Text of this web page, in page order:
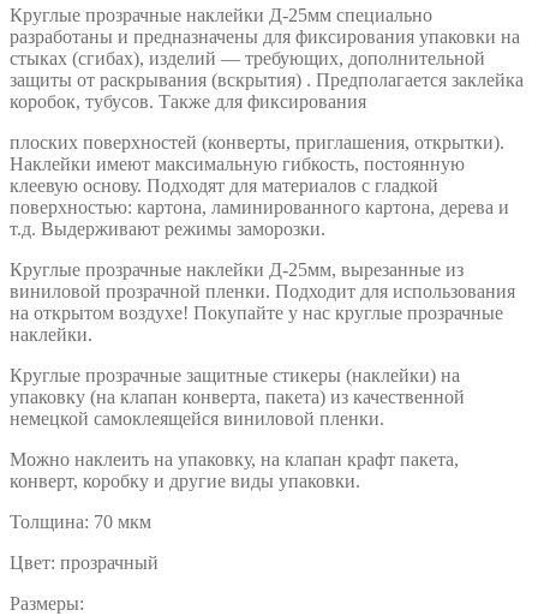
Круглые прозрачные наклейки Д-25мм специально
разработаны и предназначены для фиксирования упаковки на
стыках (сгибах), изделий — требующих, дополнительной
защиты от раскрывания (вскрытия) . Предполагается заклейка
коробок, тубусов. Также для фиксирования
плоских поверхностей (конверты, приглашения, открытки).
Наклейки имеют максимальную гибкость, постоянную
клеевую основу. Подходят для материалов с гладкой
поверхностью: картона, ламинированного картона, дерева и
т.д. Выдерживают режимы заморозки.
Круглые прозрачные наклейки Д-25мм, вырезанные из
виниловой прозрачной пленки. Подходит для использования
на открытом воздухе! Покупайте у нас круглые прозрачные
наклейки.
Круглые прозрачные защитные стикеры (наклейки) на
упаковку (на клапан конверта, пакета) из качественной
немецкой самоклеящейся виниловой пленки.
Можно наклеить на упаковку, на клапан крафт пакета,
конверт, коробку и другие виды упаковки.
Толщина: 70 мкм
Цвет: прозрачный
Размеры: